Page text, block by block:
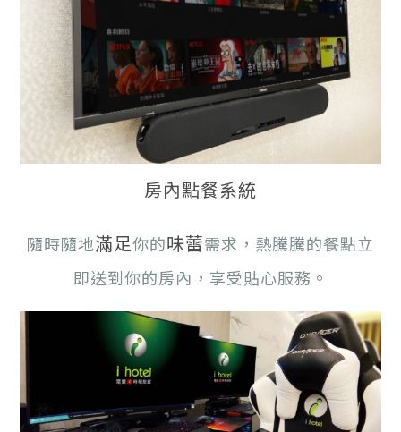
房內點餐系統
隨時隨地滿足你的味蕾需求，熱騰騰的餐點立
即送到你的房內，享受貼心服務。